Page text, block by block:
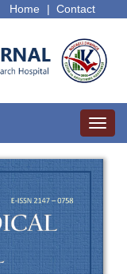
Contact
Home |